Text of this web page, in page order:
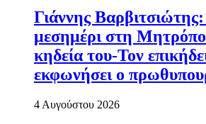
Γιάννης Βαρβιτσιώτης:
μεσημέρι στη
κηδεία του-Τον
εκφωνήσει ο
4 Αυγούστου 2026